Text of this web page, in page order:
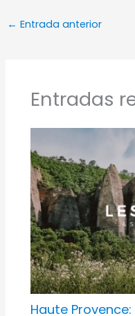
← Entrada anterior
Entradas
Haute